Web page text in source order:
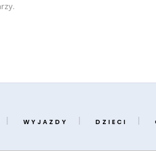
WYJAZDY DZIECI